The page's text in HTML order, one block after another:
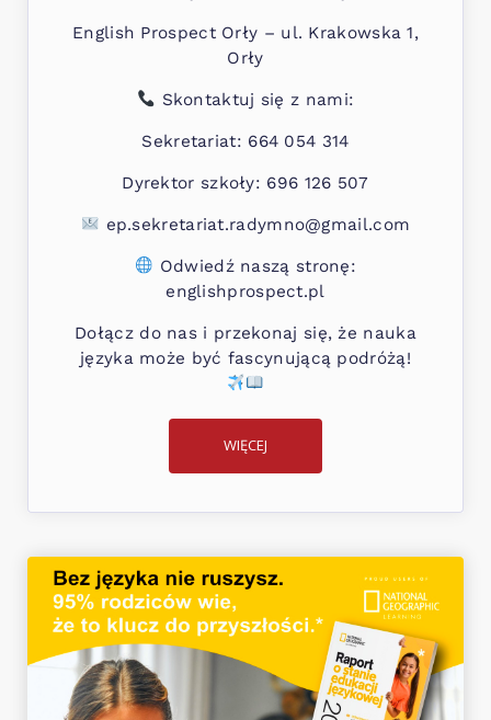
English Prospect Orły – ul. Krakowska 1,
Orły
Skontaktuj się z nami:
Sekretariat: 664 054 314
Dyrektor szkoły: 696 126 507
ep.sekretariat.radymno@gmail.com
Odwiedź naszą stronę:
englishprospect.pl
Dołącz do nas i przekonaj się, że nauka
języka może być fascynującą podróżą!
WIĘCEJ